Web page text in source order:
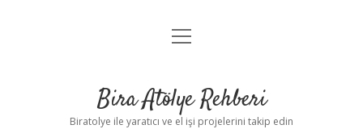
Anasayfa
Yasal Uyarı
menüyü
Bira Atölye Rehberi
Biratolye ile yaratıcı ve el işi projelerini takip edin